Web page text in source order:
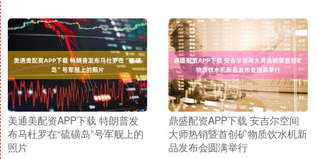
美通美配资APP下载 特朗普发
布马杜罗在“硫磺岛”号军舰上的
照片
鼎盛配资APP下载 安吉尔空间
大师热销暨首创矿物质饮水机新
品发布会圆满举行